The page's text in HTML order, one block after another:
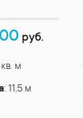
руб.
м
: 11,5 м